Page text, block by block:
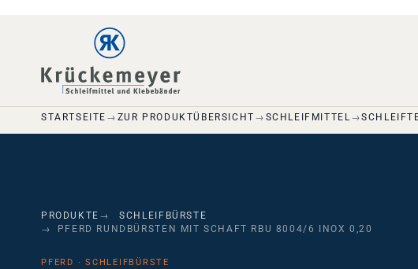
STARTSEITE ZUR PRODUKTÜBERSICHT SCHLEIFMITTEL
SCHLEIFBÜRSTE
PFERD RUNDBÜRSTEN MIT SCHAFT RBU 8004/6 INOX 0,20